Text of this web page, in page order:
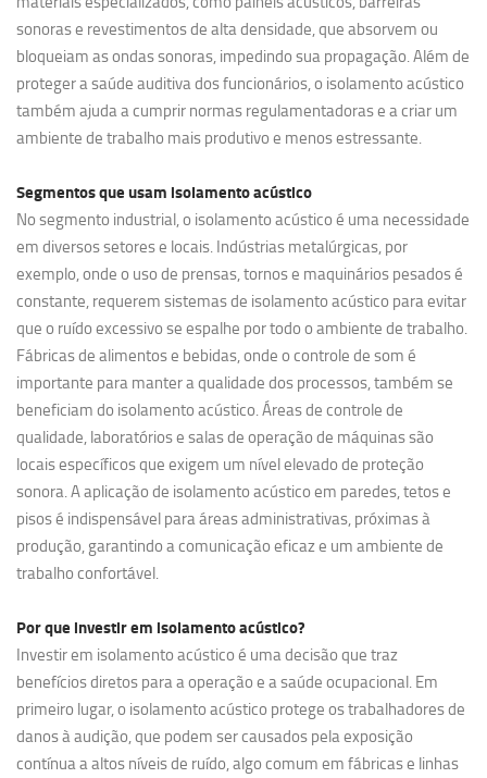
sonoras e revestimentos de alta densidade, que absorvem ou
bloqueiam as ondas sonoras, impedindo sua propagação. Além de
proteger a saúde auditiva dos funcionários, o isolamento acústico
também ajuda a cumprir normas regulamentadoras e a criar um
ambiente de trabalho mais produtivo e menos estressante.
Segmentos que usam isolamento acústico
No segmento industrial, o isolamento acústico é uma necessidade
em diversos setores e locais. Indústrias metalúrgicas, por
exemplo, onde o uso de prensas, tornos e maquinários pesados é
constante, requerem sistemas de isolamento acústico para evitar
que o ruído excessivo se espalhe por todo o ambiente de trabalho.
Fábricas de alimentos e bebidas, onde o controle de som é
importante para manter a qualidade dos processos, também se
beneficiam do isolamento acústico. Áreas de controle de
qualidade, laboratórios e salas de operação de máquinas são
locais específicos que exigem um nível elevado de proteção
sonora. A aplicação de isolamento acústico em paredes, tetos e
pisos é indispensável para áreas administrativas, próximas à
produção, garantindo a comunicação eficaz e um ambiente de
trabalho confortável.
Por que investir em isolamento acústico?
Investir em isolamento acústico é uma decisão que traz
benefícios diretos para a operação e a saúde ocupacional. Em
primeiro lugar, o isolamento acústico protege os trabalhadores de
danos à audição, que podem ser causados pela exposição
contínua a altos níveis de ruído, algo comum em fábricas e linhas